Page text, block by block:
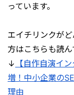
っています。
エイチリンクが
方はこちらも読ん
↓ 【自作自演イ
増！中小企業の
理由